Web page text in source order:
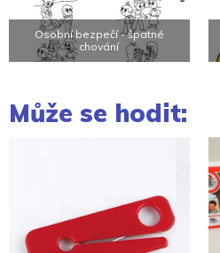
Osobní bezpečí - špatné
chování
Může se hodit: